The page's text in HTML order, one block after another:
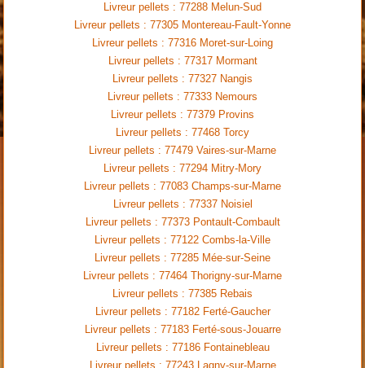
Livreur pellets : 77288 Melun-Sud
Livreur pellets : 77305 Montereau-Fault-Yonne
Livreur pellets : 77316 Moret-sur-Loing
Livreur pellets : 77317 Mormant
Livreur pellets : 77327 Nangis
Livreur pellets : 77333 Nemours
Livreur pellets : 77379 Provins
Livreur pellets : 77468 Torcy
Livreur pellets : 77479 Vaires-sur-Marne
Livreur pellets : 77294 Mitry-Mory
Livreur pellets : 77083 Champs-sur-Marne
Livreur pellets : 77337 Noisiel
Livreur pellets : 77373 Pontault-Combault
Livreur pellets : 77122 Combs-la-Ville
Livreur pellets : 77285 Mée-sur-Seine
Livreur pellets : 77464 Thorigny-sur-Marne
Livreur pellets : 77385 Rebais
Livreur pellets : 77182 Ferté-Gaucher
Livreur pellets : 77183 Ferté-sous-Jouarre
Livreur pellets : 77186 Fontainebleau
Livreur pellets : 77243 Lagny-sur-Marne